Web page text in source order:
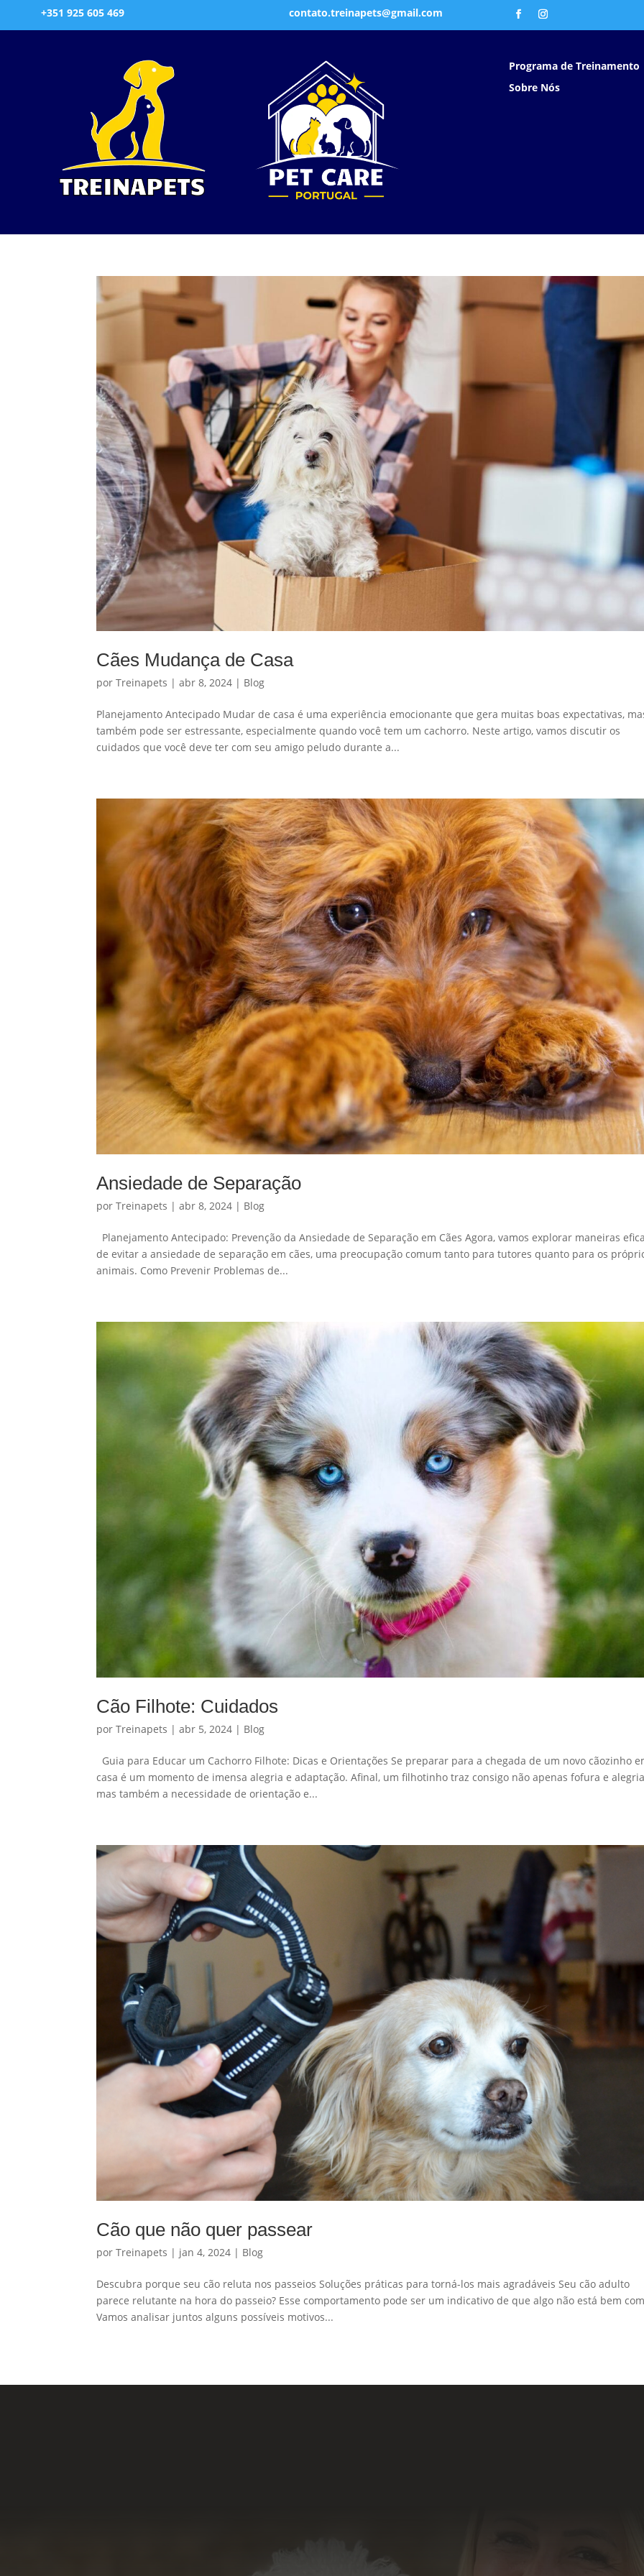
+351 925 605 469 contato.treinapets@gmail.com
Programa de Treinamento
Sobre Nós
Cães Mudança de Casa
porTreinapets |abr 8, 2024 | Blog
Planejamento Antecipado Mudar de casa é uma experiência emocionante que gera muitas boas expectativas,
também pode ser estressante, especialmente quando você tem um cachorro. Neste artigo, vamos discutir os
cuidados que você deve ter com seu amigo peludo durante a...
Ansiedade de Separação
porTreinapets |abr 8, 2024 | Blog
Planejamento Antecipado: Prevenção da Ansiedade de Separação em Cães Agora, vamos explorar maneiras
de evitar a ansiedade de separação em cães, uma preocupação comum tanto para tutores quanto para os
animais. Como Prevenir Problemas de...
Cão Filhote: Cuidados
porTreinapets |abr 5, 2024 | Blog
Guia para Educar um Cachorro Filhote: Dicas e Orientações Se preparar para a chegada de um novo cãozinho
casa é um momento de imensa alegria e adaptação. Afinal, um filhotinho traz consigo não apenas fofura e
mas também a necessidade de orientação e...
Cão que não quer passear
porTreinapets | jan 4, 2024 | Blog
Descubra porque seu cão reluta nos passeios Soluções práticas para torná-los mais agradáveis Seu cão adulto
parece relutante na hora do passeio? Esse comportamento pode ser um indicativo de que algo não está bem
Vamos analisar juntos alguns possíveis motivos...
Acesse e conheça o resultado